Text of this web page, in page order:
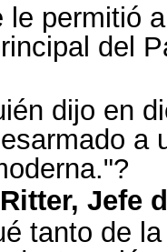
le permitió
del
dijo en
a
Jefe
tanto de